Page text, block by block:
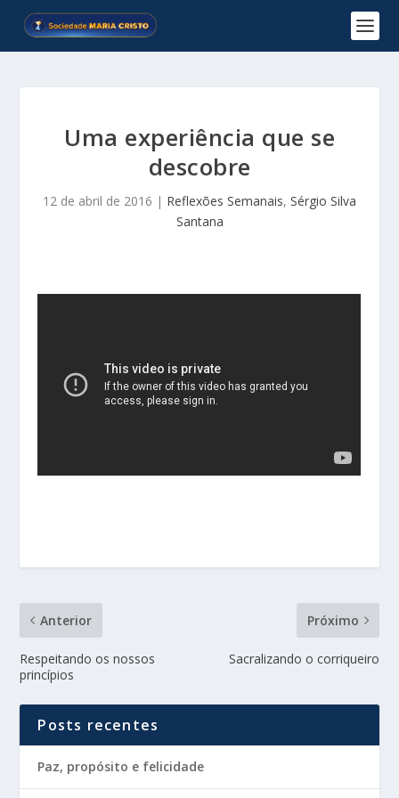
Uma experiência que se
descobre
12 de abril de 2016 | Reflexões Semanais, Sérgio Silva
Santana
Anterior
Respeitando os nossos
princípios
Próximo
Sacralizando o corriqueiro
Posts recentes
Paz, propósito e felicidade